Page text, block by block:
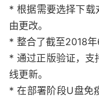
* 根据需要选择下载
由更改。
* 整合了截至2018年
* 通过正版验证，
线更新。
* 在部署阶段U盘免